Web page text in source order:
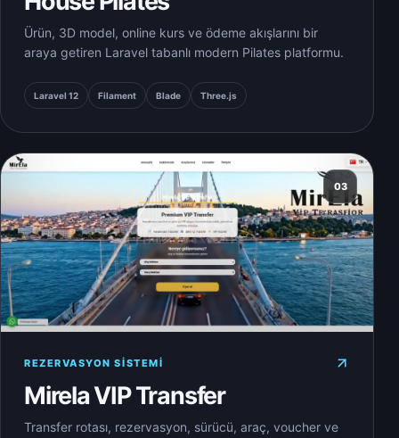
Ürün, 3D model, online kurs ve ödeme akışlarını bir
araya getiren Laravel tabanlı modern Pilates platformu.
Laravel 12 Filament Blade Three.js
03
REZERVASYON SISTEMI
Mirela VIP Transfer
Transfer rotası, rezervasyon, sürücü, araç, voucher ve